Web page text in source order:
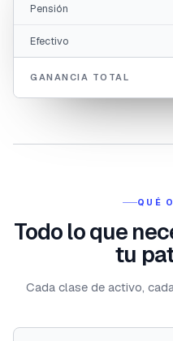
Pensión
Efectivo
GANANCIA TOTAL
QUÉ
Todo lo que
tu
Cada clase de activo,